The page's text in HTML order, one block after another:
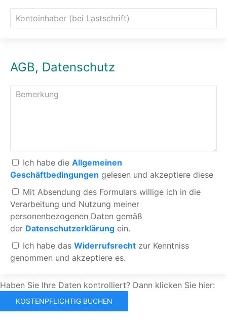
AGB, Datenschutz
Ich habe die Allgemeinen
Geschäftbedingungen gelesen und akzeptiere diese
Mit Absendung des Formulars willige ich in die
Verarbeitung und Nutzung meiner
personenbezogenen Daten gemäß
der Datenschutzerklärung ein.
Ich habe das Widerrufsrecht zur Kenntniss
genommen und akzeptiere es.
Haben Sie Ihre Daten kontrolliert? Dann klicken Sie hier: